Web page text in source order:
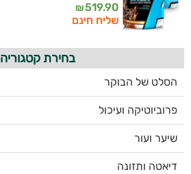
519.90
₪
שליח חינם
בחירת קטגוריה
הסלט של הבוקר
פרוביוטיקה ועיכול
שיער ועור
דיאטה ותזונה